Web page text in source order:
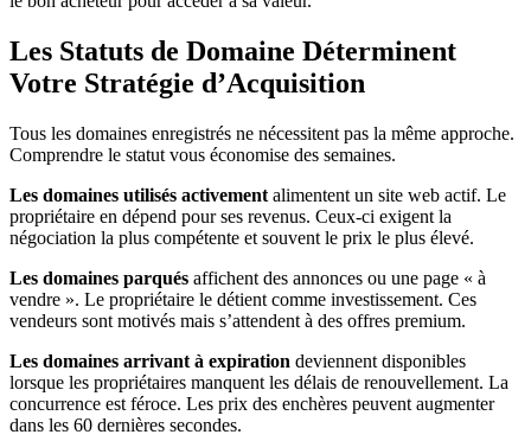
Les Statuts de Domaine Déterminent
Votre Stratégie d’Acquisition
Tous les domaines enregistrés ne nécessitent pas la même approche.
Comprendre le statut vous économise des semaines.
Les domaines utilisés activement alimentent un site web actif. Le
propriétaire en dépend pour ses revenus. Ceux-ci exigent la
négociation la plus compétente et souvent le prix le plus élevé.
Les domaines parqués affichent des annonces ou une page « à
vendre ». Le propriétaire le détient comme investissement. Ces
vendeurs sont motivés mais s’attendent à des offres premium.
Les domaines arrivant à expiration deviennent disponibles
lorsque les propriétaires manquent les délais de renouvellement. La
concurrence est féroce. Les prix des enchères peuvent augmenter
dans les 60 dernières secondes.